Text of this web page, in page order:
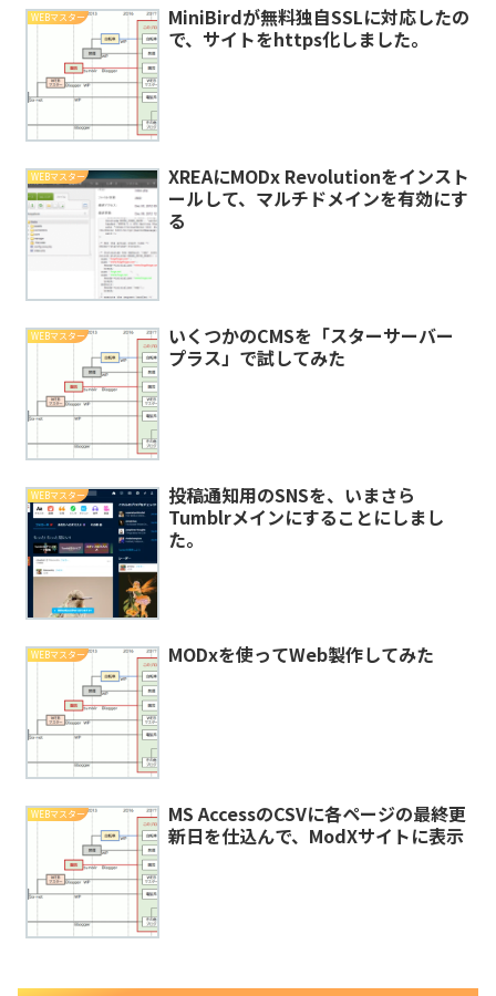
WEBマスター
MiniBirdが無料独自SSLに対応したの
で、サイトをhttps化しました。
WEBマスター
XREAにMODx Revolutionをインスト
ールして、マルチドメインを有効にす
る
WEBマスター
いくつかのCMSを「スターサーバー
プラス」で試してみた
WEBマスター
投稿通知用のSNSを、いまさら
Tumblrメインにすることにしまし
た。
WEBマスター MODxを使ってWeb製作してみた
WEBマスター
MS AccessのCSVに各ページの最終更
新日を仕込んで、ModXサイトに表示